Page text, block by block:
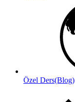
Özel Ders(Blog)